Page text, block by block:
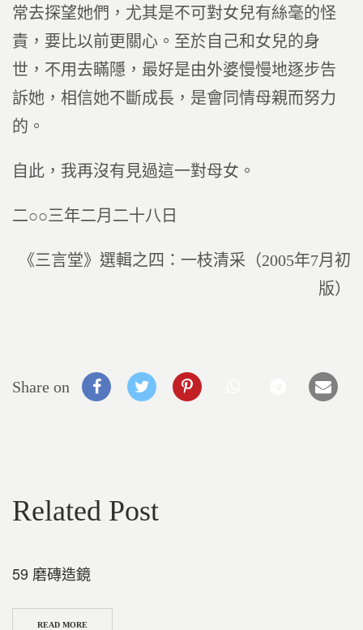
常去探望她們，尤其是不可對女兒有絲毫的怪
責，要比以前更關心。至於自己和女兒的身
世，不用去瞞隱，最好是由外婆慢慢地逐步告
訴她，相信她不斷成長，是會同情母親而努力
的。
自此，我再沒有見過這一對母女。
二○○三年二月二十八日
《三言堂》選輯之四：一枝清采（2005年7月初
版）
Share on
Related Post
59 磨磚造鏡
READ MORE